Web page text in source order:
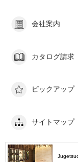
会社案内
カタログ請求
ピックアップ
サイトマップ